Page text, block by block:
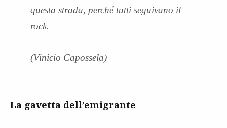
questa strada, perché tutti seguivano il
rock.
(Vinicio Capossela)
La gavetta dell’emigrante